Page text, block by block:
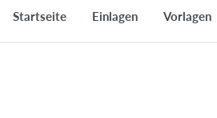
Startseite Einlagen Vorlagen